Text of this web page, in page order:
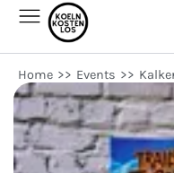
Home >> Events >>